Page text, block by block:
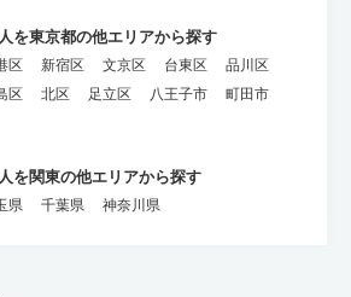
を東京都の他エリアから探す
区 新宿区 文京区 台東区
品川区
区 北区 足立区 八王子市
町田市
を関東の他エリアから探す
県 千葉県 神奈川県